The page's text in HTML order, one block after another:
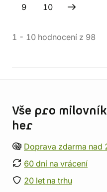
9 10
1 - 10 hodnocení z 98
Vše pro
her
Doprava zdarma nad
60 dní na vrácení
20 let na trhu